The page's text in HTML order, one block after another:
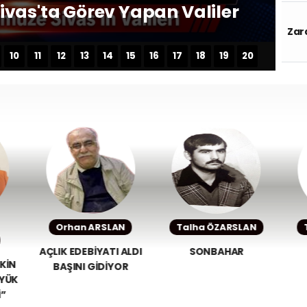
Türk Halk
Şan
10 11 12 13 14 15 16 17 18 19 20
Talha ÖZARSLAN
SONBAHAR
Talha GURBETÇİ
ANNE DEĞERİ